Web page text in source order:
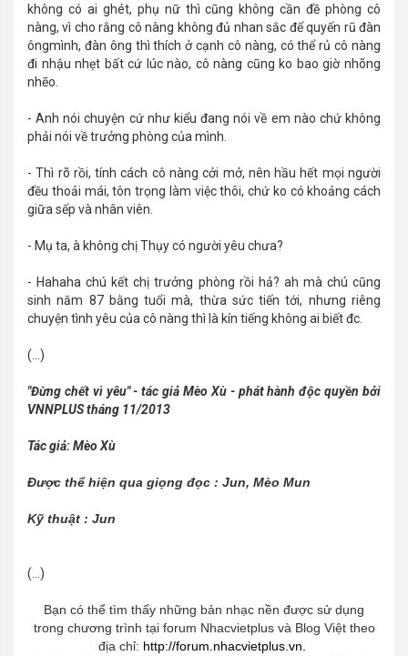
không có ai ghét, phụ nữ thì cũng không cần đề phòng cô
nàng, vì cho rằng cô nàng không đủ nhan sắc để quyến rũ đàn
ôngmình, đàn ông thì thích ở cạnh cô nàng, có thể rủ cô nàng
đi nhậu nhẹt bất cứ lúc nào, cô nàng cũng ko bao giờ nhõng
nhẽo.
- Anh nói chuyện cứ như kiểu đang nói về em nào chứ không
phải nói về trưởng phòng của mình.
- Thì rõ rồi, tính cách cô nàng cởi mở, nên hầu hết mọi người
đều thoải mái, tôn trọng làm việc thôi, chứ ko có khoảng cách
giữa sếp và nhân viên.
- Mụ ta, à không chị Thụy có người yêu chưa?
- Hahaha chú kết chị trưởng phòng rồi hả? ah mà chú cũng
sinh năm 87 bằng tuổi mà, thừa sức tiến tới, nhưng riêng
chuyện tình yêu của cô nàng thì là kín tiếng không ai biết đc.
(...)
"Đừng chết vì yêu" - tác giả Mèo Xù - phát hành độc quyền bởi
VNNPLUS tháng 11/2013
Tác giả: Mèo Xù
Được thể hiện qua giọng đọc : Jun, Mèo Mun
Kỹ thuật : Jun
(...)
Bạn có thể tìm thấy những bản nhạc nền được sử dụng
trong chương trình tại forum Nhacvietplus và Blog Việt theo
địa chỉ: http://forum.nhacvietplus.vn.